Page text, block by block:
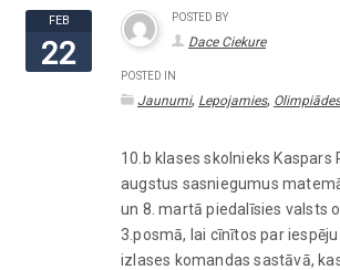
FEB
22
POSTED BY
Dace Ciekure
POSTED IN
Jaunumi, Lepojamies, Olimpiādes
10.b klases skolnieks Kaspars
augstus sasniegumus
un 8. martā piedalīsies valsts
3.posmā, lai cīnītos par
izlases komandas sastāvā,